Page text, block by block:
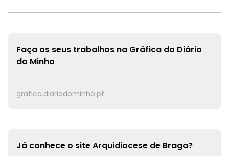
Faça os seus trabalhos na Gráfica do Diário
do Minho
grafica.diariodominho.pt
Já conhece o siteArquidiocese de Braga?